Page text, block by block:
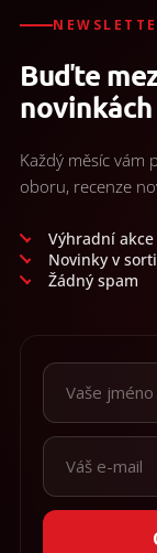
Buďte
novinkách
Každý měsíc vám
oboru, recenze
Výhradní akce
Novinky v
Žádný spam